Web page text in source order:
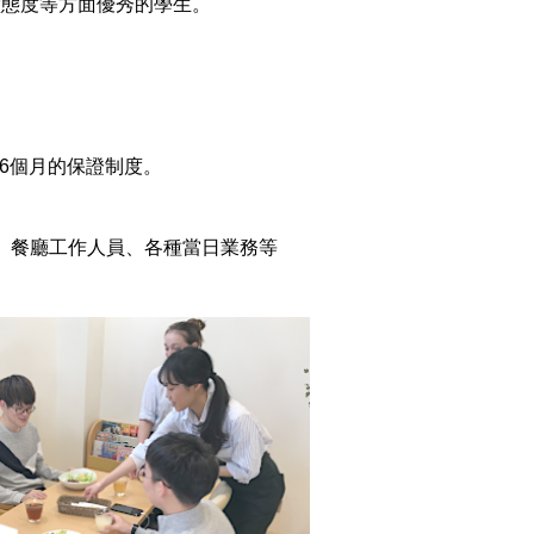
度等方面優秀的學生。
月的保證制度。
餐廳工作人員、各種當日業務等